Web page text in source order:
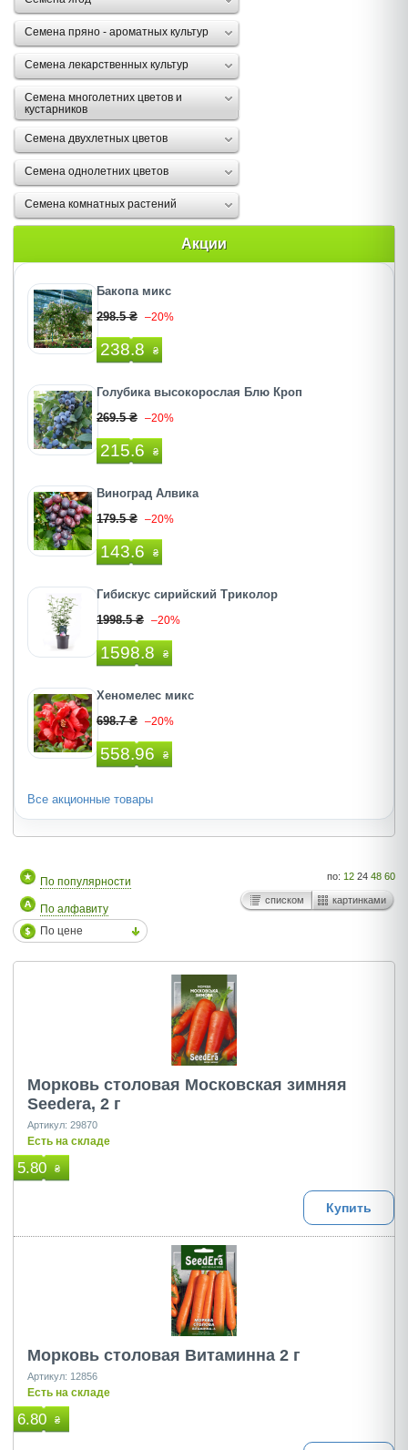
Семена пряно - ароматных культур
Семена лекарственных культур
Семена многолетних цветов и
кустарников
Семена двухлетных цветов
Семена однолетних цветов
Семена комнатных растений
Акции
Бакопа микс
298.5 ₴ –20%
238.8 ₴
Голубика высокорослая Блю Кроп
269.5 ₴ –20%
215.6 ₴
Виноград Алвика
179.5 ₴ –20%
143.6 ₴
Гибискус сирийский Триколор
1998.5 ₴ –20%
1598.8 ₴
Хеномелес микс
698.7 ₴ –20%
558.96 ₴
Все акционные товары
По популярности
По алфавиту
По цене
по: 12 24 48 60
списком картинками
Морковь столовая Московская зимняя
Seedеra, 2 г
Артикул: 29870
Есть на складе
5.80 ₴
Купить
Морковь столовая Витаминна 2 г
Артикул: 12856
Есть на складе
6.80 ₴